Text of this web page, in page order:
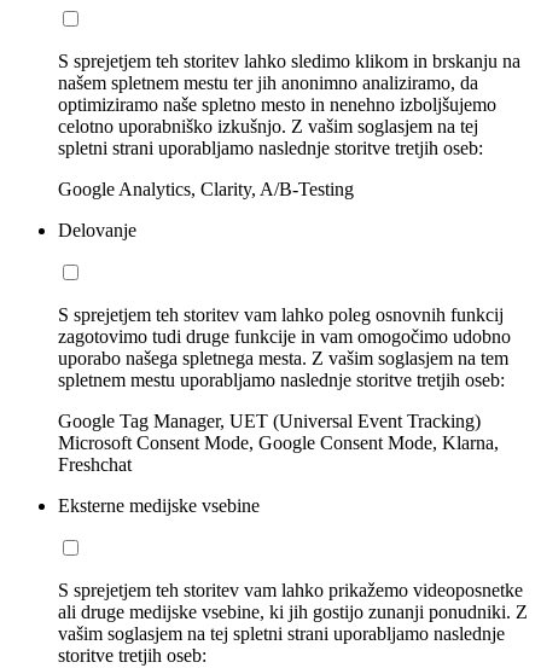
S sprejetjem teh storitev lahko sledimo klikom in brskanju na
našem spletnem mestu ter jih anonimno analiziramo, da
optimiziramo naše spletno mesto in nenehno izboljšujemo
celotno uporabniško izkušnjo. Z vašim soglasjem na tej
spletni strani uporabljamo naslednje storitve tretjih oseb:
Google Analytics, Clarity, A/B-Testing
Delovanje
S sprejetjem teh storitev vam lahko poleg osnovnih funkcij
zagotovimo tudi druge funkcije in vam omogočimo udobno
uporabo našega spletnega mesta. Z vašim soglasjem na tem
spletnem mestu uporabljamo naslednje storitve tretjih oseb:
Google Tag Manager, UET (Universal Event Tracking)
Microsoft Consent Mode, Google Consent Mode, Klarna,
Freshchat
Eksterne medijske vsebine
S sprejetjem teh storitev vam lahko prikažemo videoposnetke
ali druge medijske vsebine, ki jih gostijo zunanji ponudniki. Z
vašim soglasjem na tej spletni strani uporabljamo naslednje
storitve tretjih oseb: